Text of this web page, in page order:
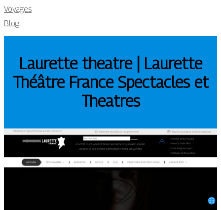
Voyages
Blog
Laurette theatre | Laurette
Théâtre France Spectacles et
Theatres